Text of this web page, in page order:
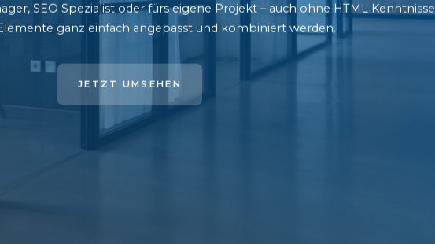
SEO Spezialist oder fürs eigene Projekt – auch ohne HTML Kenntnisse
ganz einfach angepasst und kombiniert werden.
JETZT UMSEHEN